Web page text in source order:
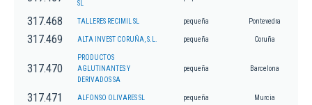
SL
317.468 TALLERES RECIMIL SL pequeña Pontevedra
317.469 ALTA INVEST CORUÑA, S.L. pequeña Coruña
317.470
PRODUCTOS
AGLUTINANTES Y
DERIVADOS SA
pequeña Barcelona
317.471 ALFONSO OLIVARES SL pequeña Murcia